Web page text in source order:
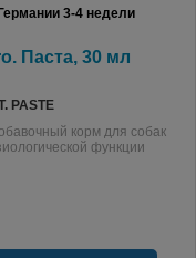
3-4 недели
Паста, 30 мл
PASTE
корм для собак
функции